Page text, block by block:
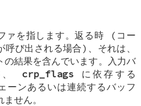
ァを指します。返る時 (コー
呼び出される場合)、それは、
の結果を含んでいます。入力バ
、 crp_flags に依存する
ーンあるいは連続するバッフ
せん。